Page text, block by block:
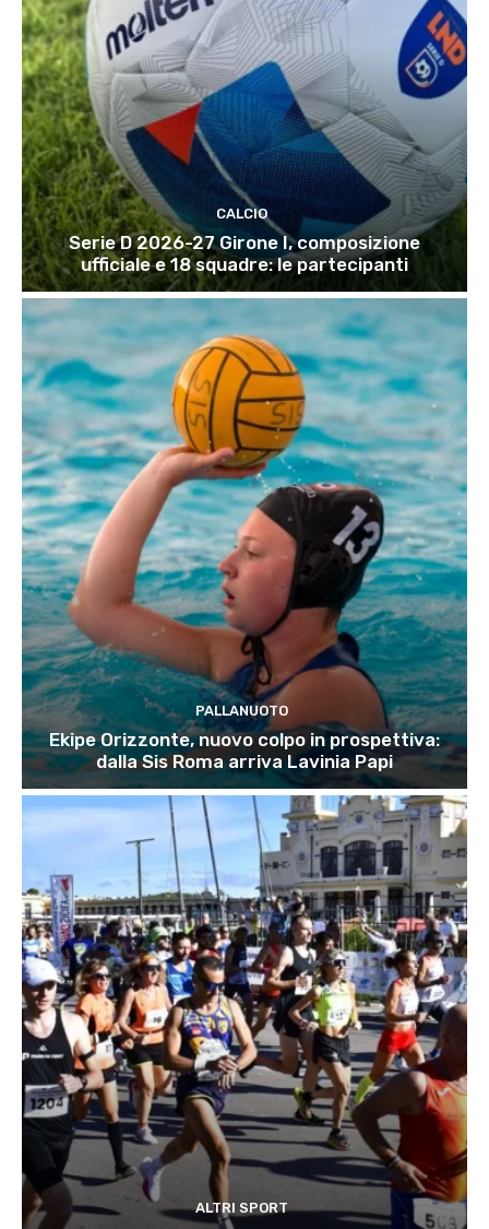
CALCIO
Serie D 2026-27 Girone I, composizione
ufficiale e 18 squadre: le partecipanti
PALLANUOTO
Ekipe Orizzonte, nuovo colpo in prospettiva:
dalla Sis Roma arriva Lavinia Papi
ALTRI SPORT